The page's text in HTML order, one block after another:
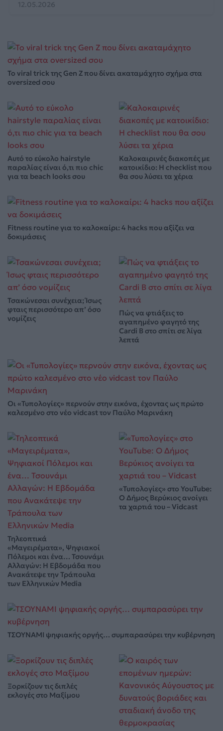
12.05.2026
Το viral trick της Gen Z που δίνει ακαταμάχητο σχήμα στα
oversized σου
Αυτό το εύκολο hairstyle
παραλίας είναι ό,τι πιο chic
για τα beach looks σου
Καλοκαιρινές διακοπές με
κατοικίδιο: Η checklist που
θα σου λύσει τα χέρια
Fitness routine για το καλοκαίρι: 4 hacks που αξίζει να
δοκιμάσεις
Τσακώνεσαι συνέχεια; Ίσως
φταις περισσότερο απ’ όσο
νομίζεις
Πώς να φτιάξεις το
αγαπημένο φαγητό της
Cardi B στο σπίτι σε λίγα
λεπτά
Οι «Τυπολογίες» περνούν στην εικόνα, έχοντας ως πρώτο
καλεσμένο στο νέο vidcast τον Παύλο Μαρινάκη
Τηλεοπτικά
«Μαγειρέματα», Ψηφιακοί
Πόλεμοι και ένα… Τσουνάμι
Αλλαγών: Η Εβδομάδα που
Ανακάτεψε την Τράπουλα
των Ελληνικών Media
«Τυπολογίες» στο YouTube:
Ο Δήμος Βερύκιος ανοίγει
τα χαρτιά του – Vidcast
ΤΣΟΥΝΑΜΙ ψηφιακής οργής… συμπαρασύρει την κυβέρνηση
Ξορκίζουν τις διπλές
εκλογές στο Μαξίμου